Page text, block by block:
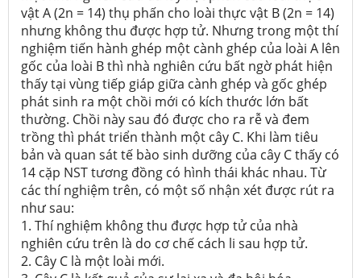
vật A (2n = 14) thụ phấn cho loài thực vật B (2n = 14)
nhưng không thu được hợp tử. Nhưng trong một thí
nghiệm tiến hành ghép một cành ghép của loài A lên
gốc của loài B thì nhà nghiên cứu bất ngờ phát hiện
thấy tại vùng tiếp giáp giữa cành ghép và gốc ghép
phát sinh ra một chồi mới có kích thước lớn bất
thường. Chồi này sau đó được cho ra rễ và đem
trồng thì phát triển thành một cây C. Khi làm tiêu
bản và quan sát tế bào sinh dưỡng của cây C thấy có
14 cặp NST tương đồng có hình thái khác nhau. Từ
các thí nghiệm trên, có một số nhận xét được rút ra
như sau:
1. Thí nghiệm không thu được hợp tử của nhà
nghiên cứu trên là do cơ chế cách li sau hợp tử.
2. Cây C là một loài mới.